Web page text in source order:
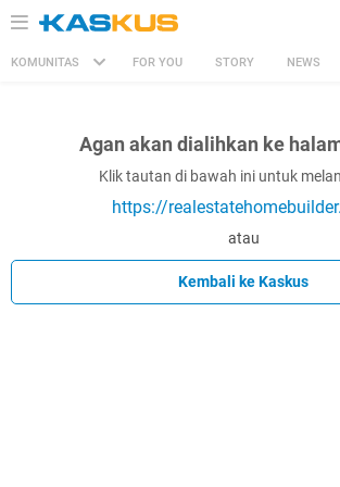
KOMUNITAS FOR YOU STORY NEWS
Agan akan dialihkan ke
Klik tautan di bawah ini untuk
https://
atau
Kembali ke Kaskus